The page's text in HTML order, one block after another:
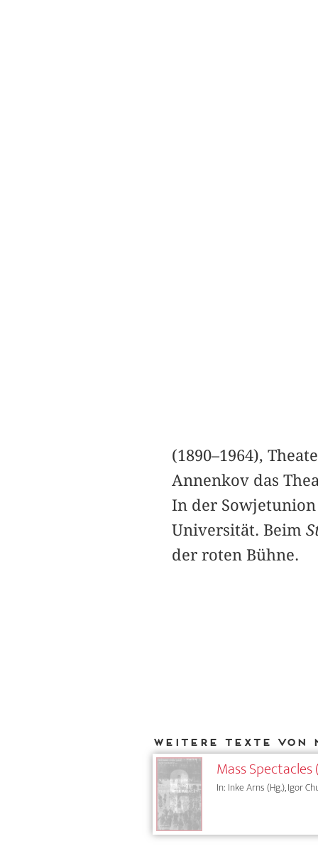
(1890–1964),
Annenkov das
In der
Universität. Beim
der roten Bühne.
Weitere Texte von
Mass Spectacles
In: Inke Arns (Hg.), Igor